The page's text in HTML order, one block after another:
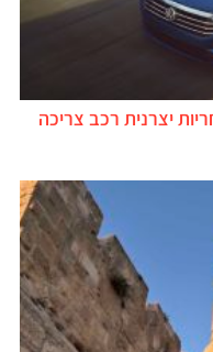
יצרנית רכב צריכה